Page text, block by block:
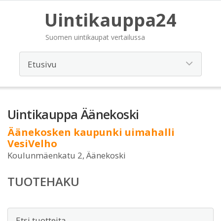
Uintikauppa24
Suomen uintikaupat vertailussa
Uintikauppa Äänekoski
Äänekosken kaupunki uimahalli
VesiVelho
Koulunmäenkatu 2, Äänekoski
TUOTEHAKU